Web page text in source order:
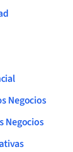
Negocios
Negocios